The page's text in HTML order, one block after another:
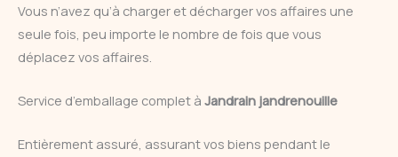
Vous n’avez qu’à charger et décharger vos affaires une
seule fois, peu importe le nombre de fois que vous
déplacez vos affaires.
Service d’emballage complet à Jandrain jandrenouille
Entièrement assuré, assurant vos biens pendant le